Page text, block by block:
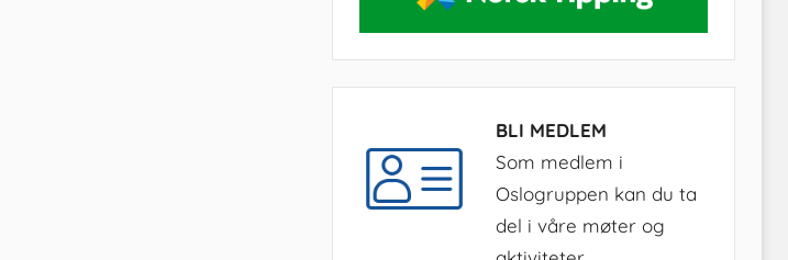
BLI MEDLEM
Som medlem i
Oslogruppen kan du ta
del i våre møter og